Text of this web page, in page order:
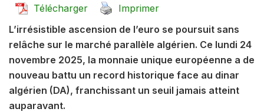
Télécharger
Imprimer
L’irrésistible ascension de l’euro se poursuit sans
relâche sur le marché parallèle algérien. Ce lundi 24
novembre 2025, la monnaie unique européenne a de
nouveau battu un record historique face au dinar
algérien (DA), franchissant un seuil jamais atteint
auparavant.